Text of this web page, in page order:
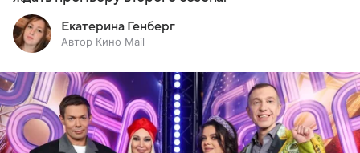
Екатерина Генберг
Автор Кино Mail